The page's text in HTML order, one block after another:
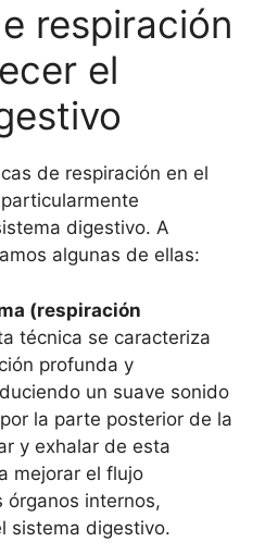
respiración
el
de respiración en el
digestivo. A
algunas de ellas:
(respiración
técnica se caracteriza
profunda y
un suave sonido
la parte posterior de la
y exhalar de esta
mejorar el flujo
órganos internos,
sistema digestivo.